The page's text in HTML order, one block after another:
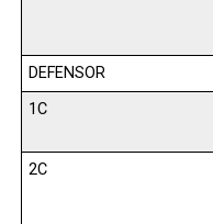
DEFENSOR
1C
2C